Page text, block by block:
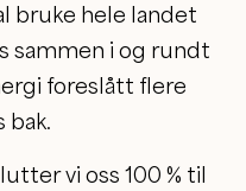
bruke hele landet
sammen i og rundt
foreslått flere
bak.
vi oss 100 % til